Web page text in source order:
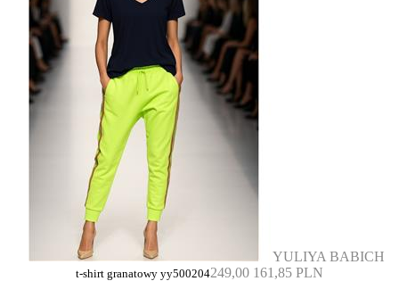
YULIYA BABICH
t-shirt granatowy yy500204249,00 161,85 PLN